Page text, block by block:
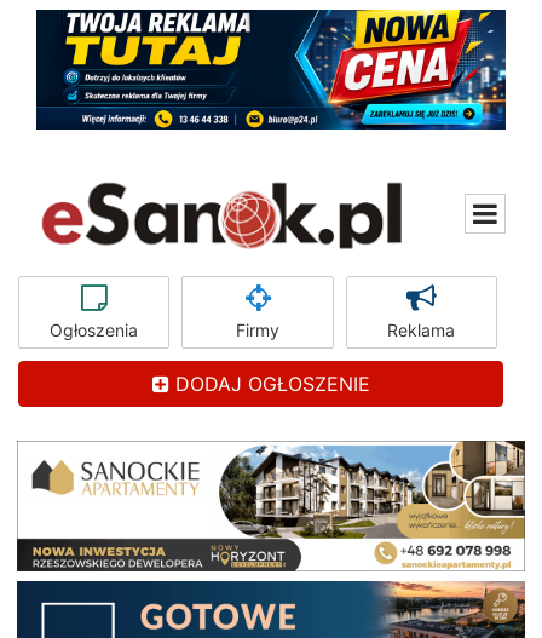
Ogłoszenia Firmy Reklama
DODAJ OGŁOSZENIE